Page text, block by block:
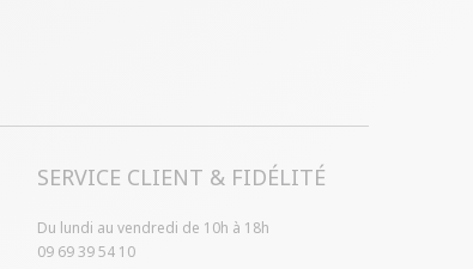
SERVICE CLIENT & FIDÉLITÉ
Du lundi au vendredi de 10h à 18h
09 69 39 54 10